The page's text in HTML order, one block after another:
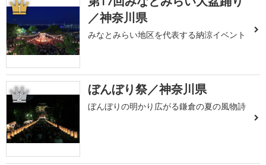
1
／神奈川県
みなとみらい地区を代表する納涼イベント
2 ぼんぼり祭／神奈川県
ぼんぼりの明かり広がる鎌倉の夏の風物詩